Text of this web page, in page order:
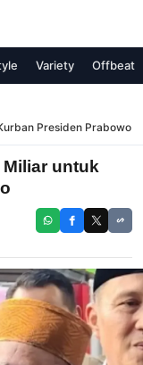
Variety Offbeat
Presiden Prabowo
untuk